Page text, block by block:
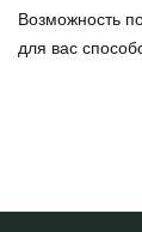
Возможность
для вас